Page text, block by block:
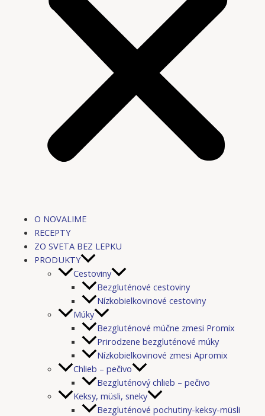
O NOVALIME
RECEPTY
ZO SVETA BEZ LEPKU
PRODUKTY
Cestoviny
Bezgluténové cestoviny
Nízkobielkovinové cestoviny
Múky
Bezgluténové múčne zmesi Promix
Prirodzene bezgluténové múky
Nízkobielkovinové zmesi Apromix
Chlieb – pečivo
Bezgluténový chlieb – pečivo
Keksy, müsli, sneky
Bezgluténové pochutiny-keksy-müsli